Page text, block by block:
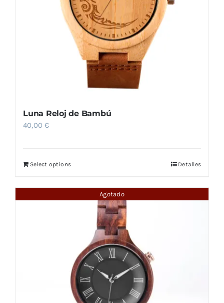
elegir
en
la
página
de
Luna Reloj de Bambú
40,00€
Select options Detalles
Agotado